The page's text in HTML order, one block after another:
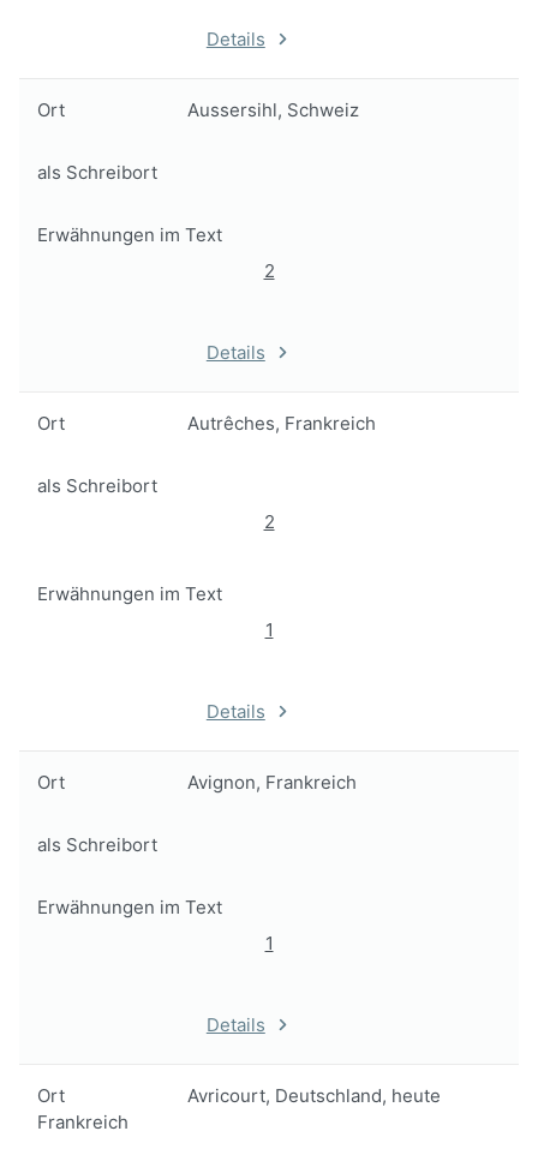
Details
Ort Aussersihl, Schweiz
als Schreibort
Erwähnungen im Text
2
Details
Ort Autrêches, Frankreich
als Schreibort
2
Erwähnungen im Text
1
Details
Ort Avignon, Frankreich
als Schreibort
Erwähnungen im Text
1
Details
Ort
Avricourt, Deutschland, heute
Frankreich